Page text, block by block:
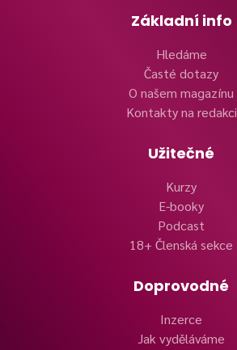
Základní info
Hledáme
Časté dotazy
O našem magazínu
Kontakty na redakci
Užitečné
Kurzy
E-booky
Podcast
18+ Členská sekce
Doprovodné
Inzerce
Jak vyděláváme